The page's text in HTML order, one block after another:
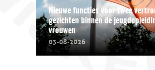
Nieuwe functies voor twee
gezichten binnen de
vrouwen
03-08-2026